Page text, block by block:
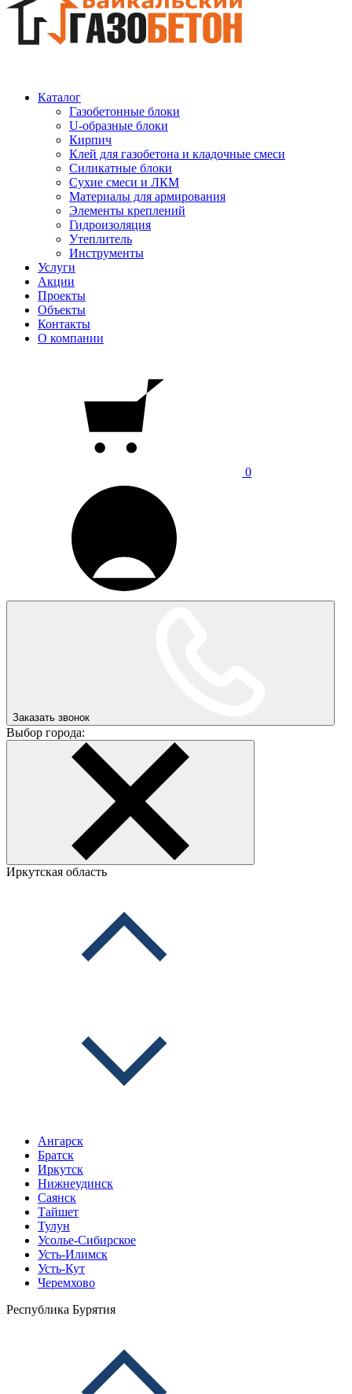
Каталог
Газобетонные блоки
U-образные блоки
Кирпич
Клей для газобетона и кладочные смеси
Силикатные блоки
Сухие смеси и ЛКМ
Материалы для армирования
Элементы креплений
Гидроизоляция
Утеплитель
Инструменты
Услуги
Акции
Проекты
Объекты
Контакты
О компании
0
Заказать звонок
Выбор города:
Иркутская область
Ангарск
Братск
Иркутск
Нижнеудинск
Саянск
Тайшет
Тулун
Усолье-Сибирское
Усть-Илимск
Усть-Кут
Черемхово
Республика Бурятия